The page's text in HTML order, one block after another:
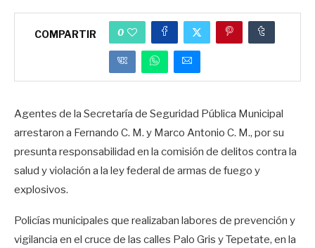
COMPARTIR 0
Agentes de la Secretaría de Seguridad Pública Municipal
arrestaron a Fernando C. M. y Marco Antonio C. M., por su
presunta responsabilidad en la comisión de delitos contra la
salud y violación a la ley federal de armas de fuego y
explosivos.
Policías municipales que realizaban labores de prevención y
vigilancia en el cruce de las calles Palo Gris y Tepetate, en la